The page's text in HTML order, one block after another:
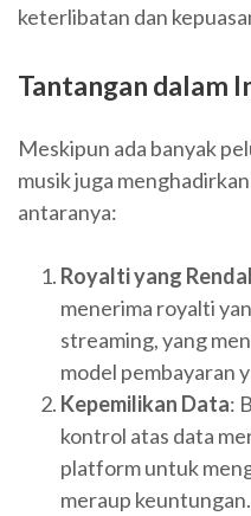
keterlibatan dan
Tantangan dalam
Meskipun ada banyak
musik juga
antaranya:
Royalti yang
menerima royalti
streaming, yang
model pembayaran
Kepemilikan Data:
kontrol atas data
platform untuk
meraup keuntungan.